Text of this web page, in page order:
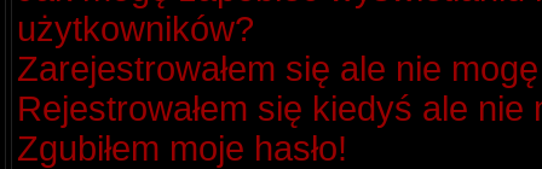
użytkowników?
Zarejestrowałem się ale nie
Rejestrowałem się kiedyś ale
Zgubiłem moje hasło!